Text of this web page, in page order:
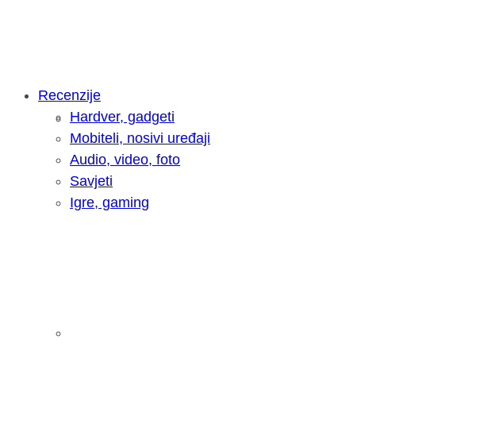
Intervju: Goran Jović, fotograf - Hrvatska kakvu svijet
Recenzije
Hardver, gadgeti
Mobiteli, nosivi uređaji
Audio, video, foto
Savjeti
Igre, gaming